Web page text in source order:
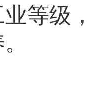
等级